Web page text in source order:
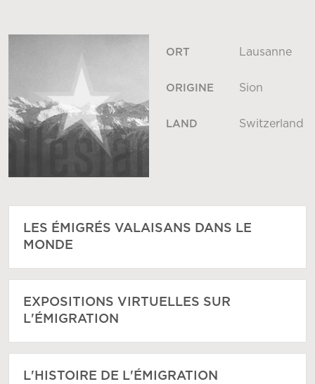
ORT Lausanne
ORIGINE Sion
LAND Switzerland
LES ÉMIGRÉS VALAISANS DANS LE
MONDE
EXPOSITIONS VIRTUELLES SUR
L'ÉMIGRATION
L'HISTOIRE DE L'ÉMIGRATION